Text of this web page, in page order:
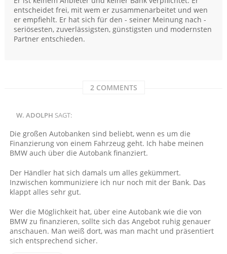
entscheidet frei, mit wem er zusammenarbeitet und wen
er empfiehlt. Er hat sich für den - seiner Meinung nach -
seriösesten, zuverlässigsten, günstigsten und modernsten
Partner entschieden.
2 COMMENTS
W. ADOLPH SAGT:
Die großen Autobanken sind beliebt, wenn es um die
Finanzierung von einem Fahrzeug geht. Ich habe meinen
BMW auch über die Autobank finanziert.
Der Händler hat sich damals um alles gekümmert.
Inzwischen kommuniziere ich nur noch mit der Bank. Das
klappt alles sehr gut.
Wer die Möglichkeit hat, über eine Autobank wie die von
BMW zu finanzieren, sollte sich das Angebot ruhig genauer
anschauen. Man weiß dort, was man macht und präsentiert
sich entsprechend sicher.